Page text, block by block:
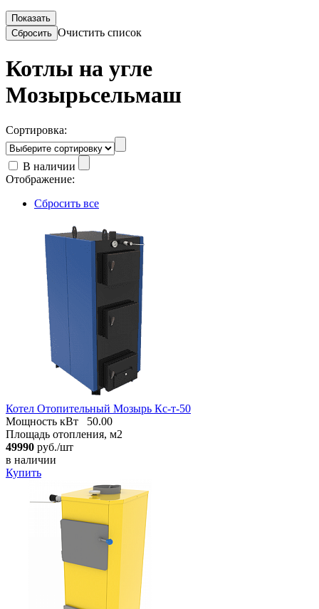
Очистить список
Котлы на угле
Мозырьсельмаш
Сортировка:
В наличии
Отображение:
Сбросить все
Котел Отопительный Мозырь Кс-т-50
Мощность кВт
50.00
Площадь отопления, м2
49990 руб./шт
в наличии
Купить